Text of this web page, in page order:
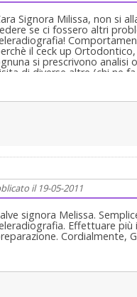
Signora Milissa, non si
se ci fossero altri
il ceck up
si prescrivono analisi
di diverse altre (chi ne
lasciare anche il secondo
rilevati o una analisi gnato-
Lei ha talmente
cura da un altro collega,
quanto pare sconosciuta
gentile signora, esprimere
non certo lei solo
se no esercitereste voi
con lui senza usarlo
e mi scuso per il
e Pedodonzia la
il 19-05-2011
signora Melissa.
Effettuare
Cordialmente,